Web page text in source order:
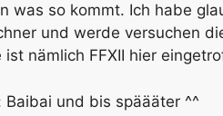
was so kommt. Ich habe
und werde versuchen
ist nämlich FFXII hier
Baibai und bis späääter ^^